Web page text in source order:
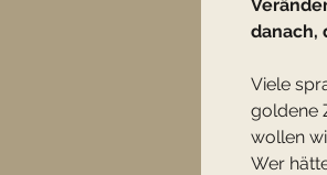
danach,
Viele
goldene
wollen
Wer